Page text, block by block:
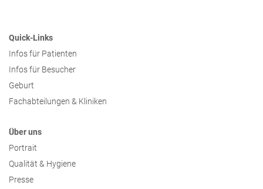
Quick-Links
Infos für Patienten
Infos für Besucher
Geburt
Fachabteilungen & Kliniken
Über uns
Portrait
Qualität & Hygiene
Presse